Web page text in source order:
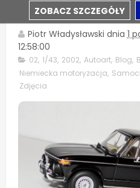
a
BMW 2002 Tii -
Piotr Władysławski dnia 1
12:58:00
02, 1/43, 2002, Autoart, Blog,
Niemiecka motoryzacja,
Zdjęcia
ZOBACZ SZCZEGÓŁY